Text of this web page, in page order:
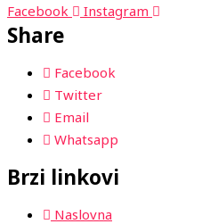
Facebook Instagram
Share
Facebook
Twitter
Email
Whatsapp
Brzi linkovi
Naslovna